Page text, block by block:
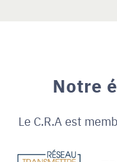
Notre
Le C.R.A est